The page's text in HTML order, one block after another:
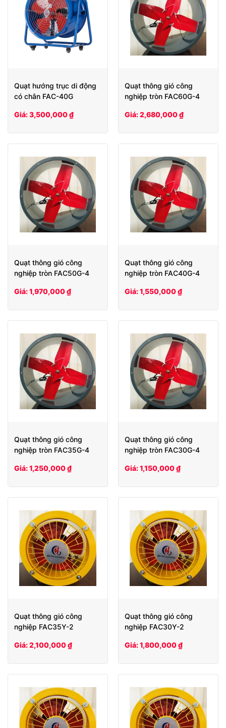
Quạt hướng trục di động
có chân FAC-40G
Giá: 3,500,000 ₫
Quạt thông gió công
nghiệp tròn FAC60G-4
Giá: 2,680,000 ₫
Quạt thông gió công
nghiệp tròn FAC50G-4
Giá: 1,970,000 ₫
Quạt thông gió công
nghiệp tròn FAC40G-4
Giá: 1,550,000 ₫
Quạt thông gió công
nghiệp tròn FAC35G-4
Giá: 1,250,000 ₫
Quạt thông gió công
nghiệp tròn FAC30G-4
Giá: 1,150,000 ₫
Quạt thông gió công
nghiệp FAC35Y-2
Giá: 2,100,000 ₫
Quạt thông gió công
nghiệp FAC30Y-2
Giá: 1,800,000 ₫